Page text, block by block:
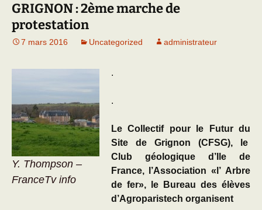
GRIGNON : 2ème marche de
protestation
7 mars 2016 Uncategorized administrateur
Y. Thompson –
FranceTv info
.
.
Le Collectif pour le Futur du
Site de Grignon (CFSG), le
Club géologique d’Ile de
France, l’Association «l’ Arbre
de fer», le Bureau des élèves
d’Agroparistech organisent